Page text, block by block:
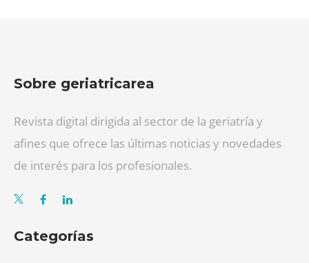
Sobre geriatricarea
Revista digital dirigida al sector de la geriatría y
afines que ofrece las últimas noticias y novedades
de interés para los profesionales.
Categorías